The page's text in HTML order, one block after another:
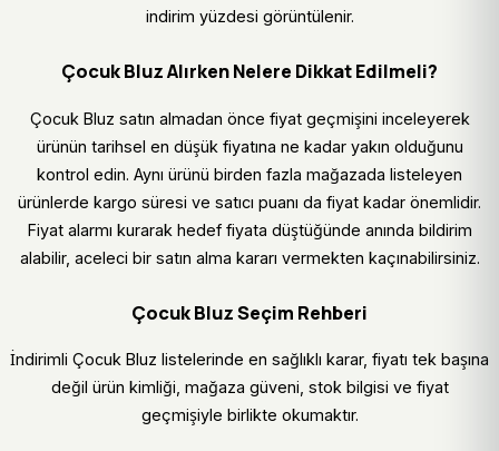
indirim yüzdesi görüntülenir.
Çocuk Bluz Alırken Nelere Dikkat Edilmeli?
Çocuk Bluz satın almadan önce fiyat geçmişini inceleyerek
ürünün tarihsel en düşük fiyatına ne kadar yakın olduğunu
kontrol edin. Aynı ürünü birden fazla mağazada listeleyen
ürünlerde kargo süresi ve satıcı puanı da fiyat kadar önemlidir.
Fiyat alarmı kurarak hedef fiyata düştüğünde anında bildirim
alabilir, aceleci bir satın alma kararı vermekten kaçınabilirsiniz.
Çocuk Bluz Seçim Rehberi
İndirimli Çocuk Bluz listelerinde en sağlıklı karar, fiyatı tek başına
değil ürün kimliği, mağaza güveni, stok bilgisi ve fiyat
geçmişiyle birlikte okumaktır.